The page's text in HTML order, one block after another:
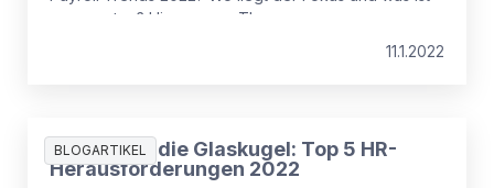
zu erwarten? Hier unsere Thesen.
11.1.2022
BLOGARTIKEL
Ein Blick in die Glaskugel: Top 5 HR-
Herausforderungen 2022